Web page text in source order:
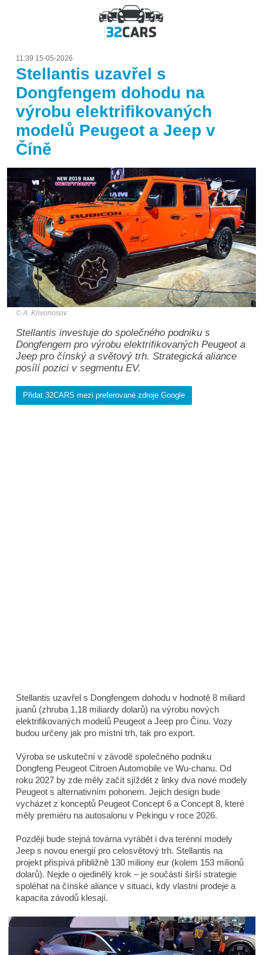
11:39 15-05-2026
Stellantis uzavřel s
Dongfengem dohodu na
výrobu elektrifikovaných
modelů Peugeot a Jeep v
Číně
A. Krivonosov
Stellantis investuje do společného podniku s
Dongfengem pro výrobu elektrifikovaných Peugeot a
Jeep pro čínský a světový trh. Strategická aliance
posílí pozici v segmentu EV.
Přidat 32CARS mezi preferované zdroje Google
Stellantis uzavřel s Dongfengem dohodu v hodnotě 8 miliard
juanů (zhruba 1,18 miliardy dolarů) na výrobu nových
elektrifikovaných modelů Peugeot a Jeep pro Čínu. Vozy
budou určeny jak pro místní trh, tak pro export.
Výroba se uskuteční v závodě společného podniku
Dongfeng Peugeot Citroen Automobile ve Wu-chanu. Od
roku 2027 by zde měly začít sjíždět z linky dva nové modely
Peugeot s alternativním pohonem. Jejich design bude
vycházet z konceptů Peugeot Concept 6 a Concept 8, které
měly premiéru na autosalonu v Pekingu v roce 2026.
Později bude stejná továrna vyrábět i dva terénní modely
Jeep s novou energií pro celosvětový trh. Stellantis na
projekt přispívá přibližně 130 miliony eur (kolem 153 milionů
dolarů). Nejde o ojedinělý krok – je součástí širší strategie
spoléhat na čínské aliance v situaci, kdy vlastní prodeje a
kapacita závodů klesají.